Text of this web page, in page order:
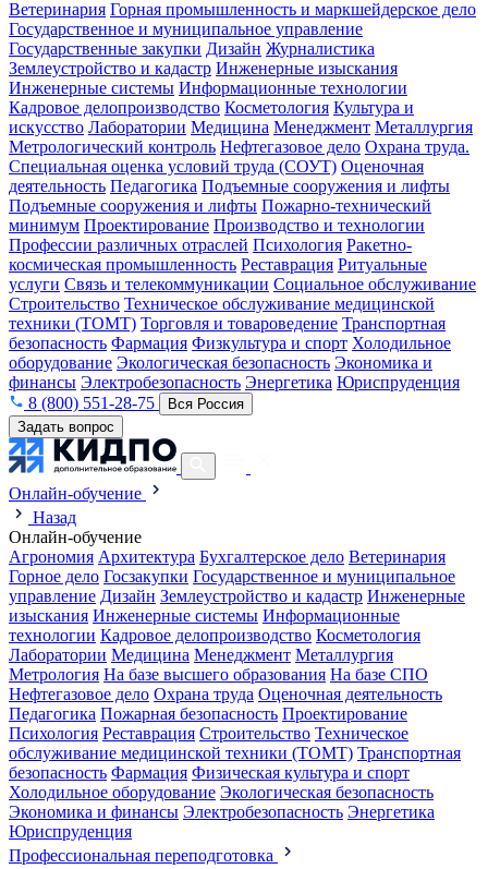
Ветеринария Горная промышленность и маркшейдерское дело
Государственное и муниципальное управление
Государственные закупки Дизайн Журналистика
Землеустройство и кадастр Инженерные изыскания
Инженерные системы Информационные технологии
Кадровое делопроизводство Косметология Культура и
искусство Лаборатории Медицина Менеджмент Металлургия
Метрологический контроль Нефтегазовое дело Охрана труда.
Специальная оценка условий труда (СОУТ) Оценочная
деятельность Педагогика Подъемные сооружения и лифты
Подъемные сооружения и лифты Пожарно-технический
минимум Проектирование Производство и технологии
Профессии различных отраслей Психология Ракетно-
космическая промышленность Реставрация Ритуальные
услуги Связь и телекоммуникации Социальное обслуживание
Строительство Техническое обслуживание медицинской
техники (ТОМТ) Торговля и товароведение Транспортная
безопасность Фармация Физкультура и спорт Холодильное
оборудование Экологическая безопасность Экономика и
финансы Электробезопасность Энергетика Юриспруденция
8 (800) 551-28-75
Вся Россия
Задать вопрос
Онлайн-обучение
Назад
Онлайн-обучение
Агрономия Архитектура Бухгалтерское дело Ветеринария
Горное дело Госзакупки Государственное и муниципальное
управление Дизайн Землеустройство и кадастр Инженерные
изыскания Инженерные системы Информационные
технологии Кадровое делопроизводство Косметология
Лаборатории Медицина Менеджмент Металлургия
Метрология На базе высшего образования На базе СПО
Нефтегазовое дело Охрана труда Оценочная деятельность
Педагогика Пожарная безопасность Проектирование
Психология Реставрация Строительство Техническое
обслуживание медицинской техники (ТОМТ) Транспортная
безопасность Фармация Физическая культура и спорт
Холодильное оборудование Экологическая безопасность
Экономика и финансы Электробезопасность Энергетика
Юриспруденция
Профессиональная переподготовка